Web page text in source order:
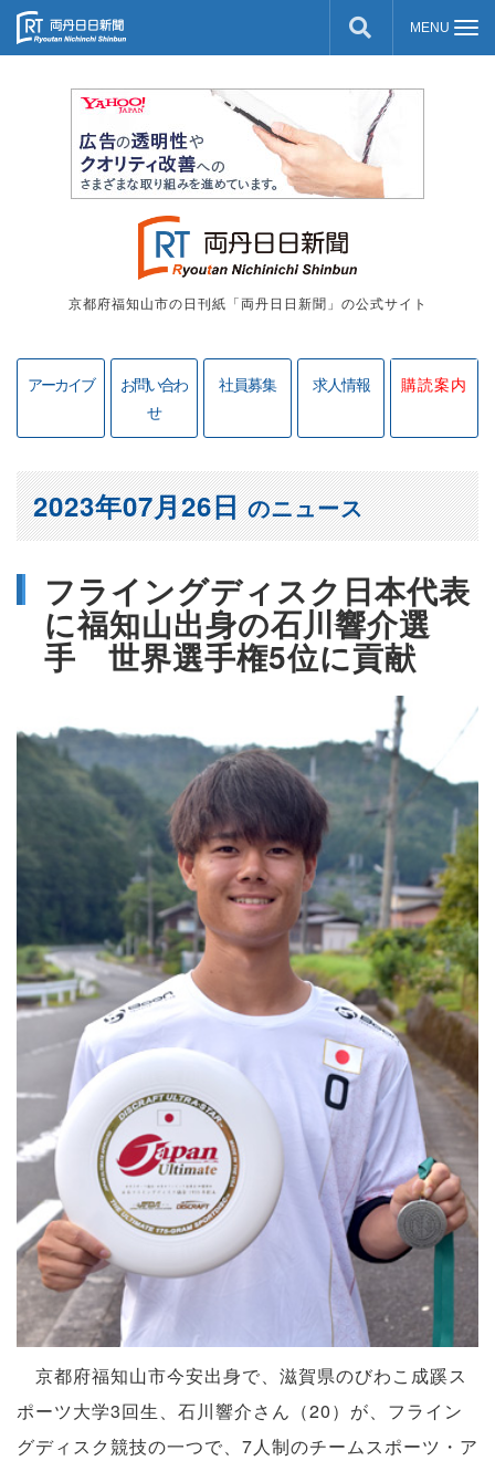
京都府福知山市の日刊紙「両丹日日新聞」の公式サイト
アーカイブ
お問い合わ
せ
社員募集 求人情報 購読案内
フライングディスク日本代表
に福知山出身の石川響介選
手 世界選手権5位に貢献
2023年07月26日のニュース
京都府福知山市今安出身で、滋賀県のびわこ成蹊ス
ポーツ大学3回生、石川響介さん（20）が、フライン
グディスク競技の一つで、7人制のチームスポーツ・ア